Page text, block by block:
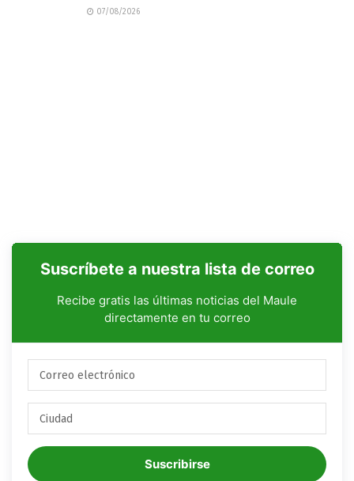
07/08/2026
Suscríbete a nuestra lista de correo
Recibe gratis las últimas noticias del Maule
directamente en tu correo
Suscribirse